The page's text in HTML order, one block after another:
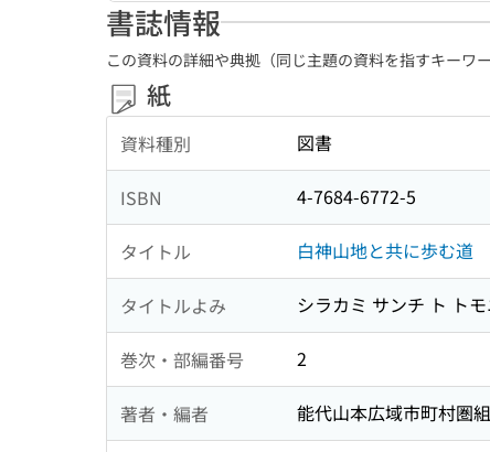
書誌情報
この資料の詳細や典拠（同じ主題の資料を指すキーワ
紙
資料種別 図書
ISBN 4-7684-6772-5
タイトル 白神山地と共に歩む道
タイトルよみ シラカミ サンチ ト ト
巻次・部編番号 2
著者・編者 能代山本広域市町村圏